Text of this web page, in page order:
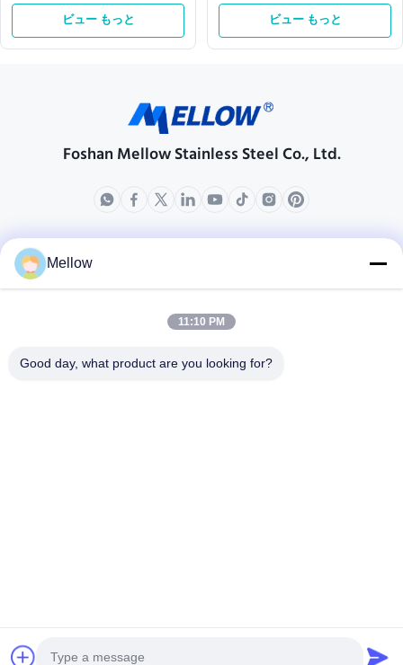
ビュー もっと ビュー もっと
Foshan Mellow Stainless Steel Co., Ltd.
製品
企業紹介
生産現場
場合
プライバシーポリシー規約 著作権 © 2025-2026 Foshan Mellow Stainless
Steel Co., Ltd.. . 複製権所有。.
Mellow
11:10 PM
Good day, what product are you looking for?